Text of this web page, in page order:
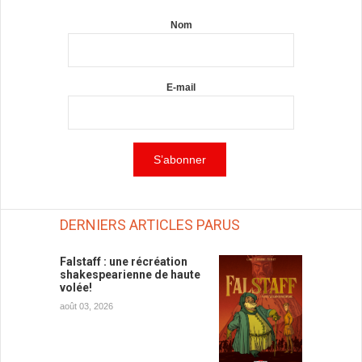
Nom
E-mail
DERNIERS ARTICLES PARUS
Falstaff : une récréation
shakespearienne de haute
volée!
août 03, 2026